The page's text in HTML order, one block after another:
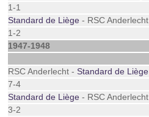
1-1
Standard de Liège - RSC Anderlecht
1-2
1947-1948
RSC Anderlecht -Standard de Liège
7-4
Standard de Liège - RSC Anderlecht
3-2